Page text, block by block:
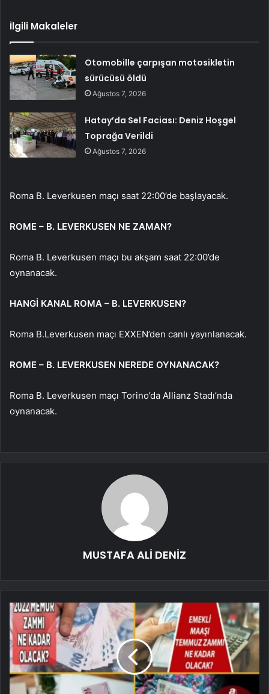
İlgili Makaleler
Otomobille çarpışan motosikletin
sürücüsü öldü
Ağustos 7, 2026
Hatay’da Sel Faciası: Deniz Hoşgel
Toprağa Verildi
Ağustos 7, 2026
Roma B. Leverkusen maçı saat 22:00’de başlayacak.
ROME – B. LEVERKUSEN NE ZAMAN?
Roma B. Leverkusen maçı bu akşam saat 22:00’de
oynanacak.
HANGİ KANAL ROMA – B. LEVERKUSEN?
Roma B.Leverkusen maçı EXXEN’den canlı yayınlanacak.
ROME – B. LEVERKUSEN NEREDE OYNANACAK?
Roma B. Leverkusen maçı Torino’da Allianz Stadı’nda
oynanacak.
MUSTAFA ALİ DENİZ